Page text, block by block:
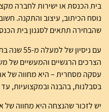
בית הכנסת או ישירות לחברה
נוסח הכיתוב, עיצוב והתקנה.
שהבחירה תתאים לסגנון בית
עם ניסיון
הצרכים הרגשיים והמעשיים של
עסקה מסחרית – היא מחווה של
בסבלנות, בהבנה ובמקצועיות,
יש לזכור שהנצחה היא מחווה